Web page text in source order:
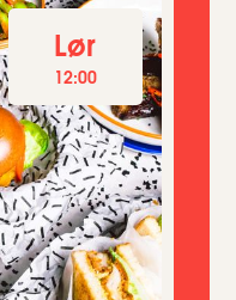
Lør
12:00